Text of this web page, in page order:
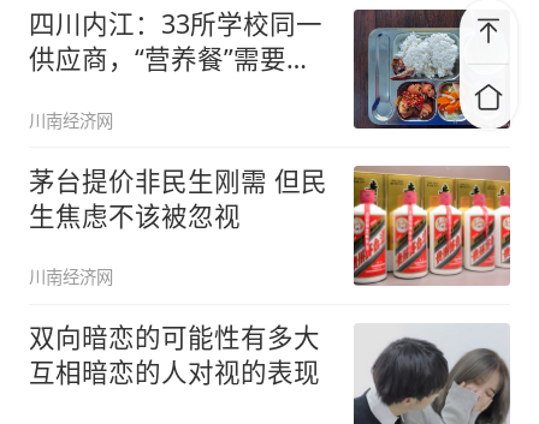
四川内江：33所学校同一
供应商，“营养餐”需要更
川南经济网
茅台提价非民生刚需 但民
生焦虑不该被忽视
川南经济网
双向暗恋的可能性有多大
互相暗恋的人对视的表现